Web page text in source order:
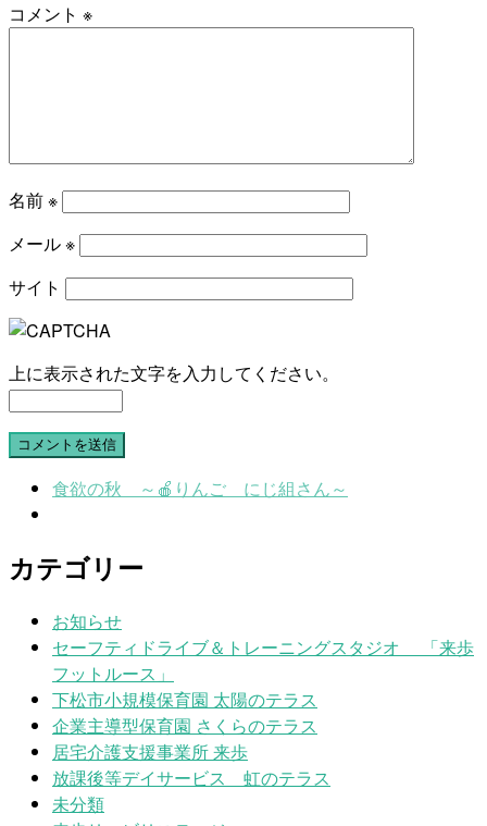
コメント ※
名前※
メール※
サイト
上に表示された文字を入力してください。
食欲の秋 ～🍎りんご にじ組さん～
カテゴリー
お知らせ
セーフティドライブ＆トレーニングスタジオ 「来歩
フットルース」
下松市小規模保育園 太陽のテラス
企業主導型保育園 さくらのテラス
居宅介護支援事業所 来歩
放課後等デイサービス 虹のテラス
未分類